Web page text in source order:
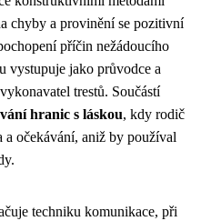
chyby a provinění se pozitivní
příčin nežádoucího
vystupuje jako průvodce a
trestů. Součástí
hranic s láskou, kdy rodič
a očekávání, aniž by používal
techniku komunikace, při